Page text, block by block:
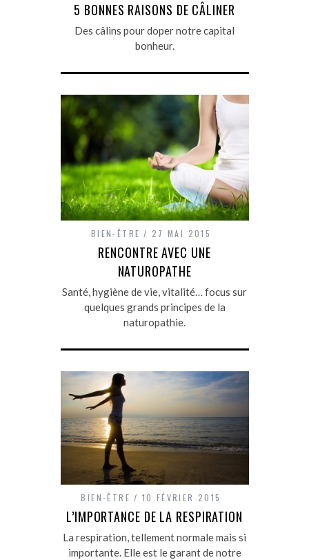
5 BONNES RAISONS DE CÂLINER
Des câlins pour doper notre capital
bonheur.
BIEN-ÊTRE 27 MAI 2015
RENCONTRE AVEC UNE
NATUROPATHE
Santé, hygiène de vie, vitalité… focus sur
quelques grands principes de la
naturopathie.
BIEN-ÊTRE 10 FÉVRIER 2015
L’IMPORTANCE DE LA RESPIRATION
La respiration, tellement normale mais si
importante. Elle est le garant de notre